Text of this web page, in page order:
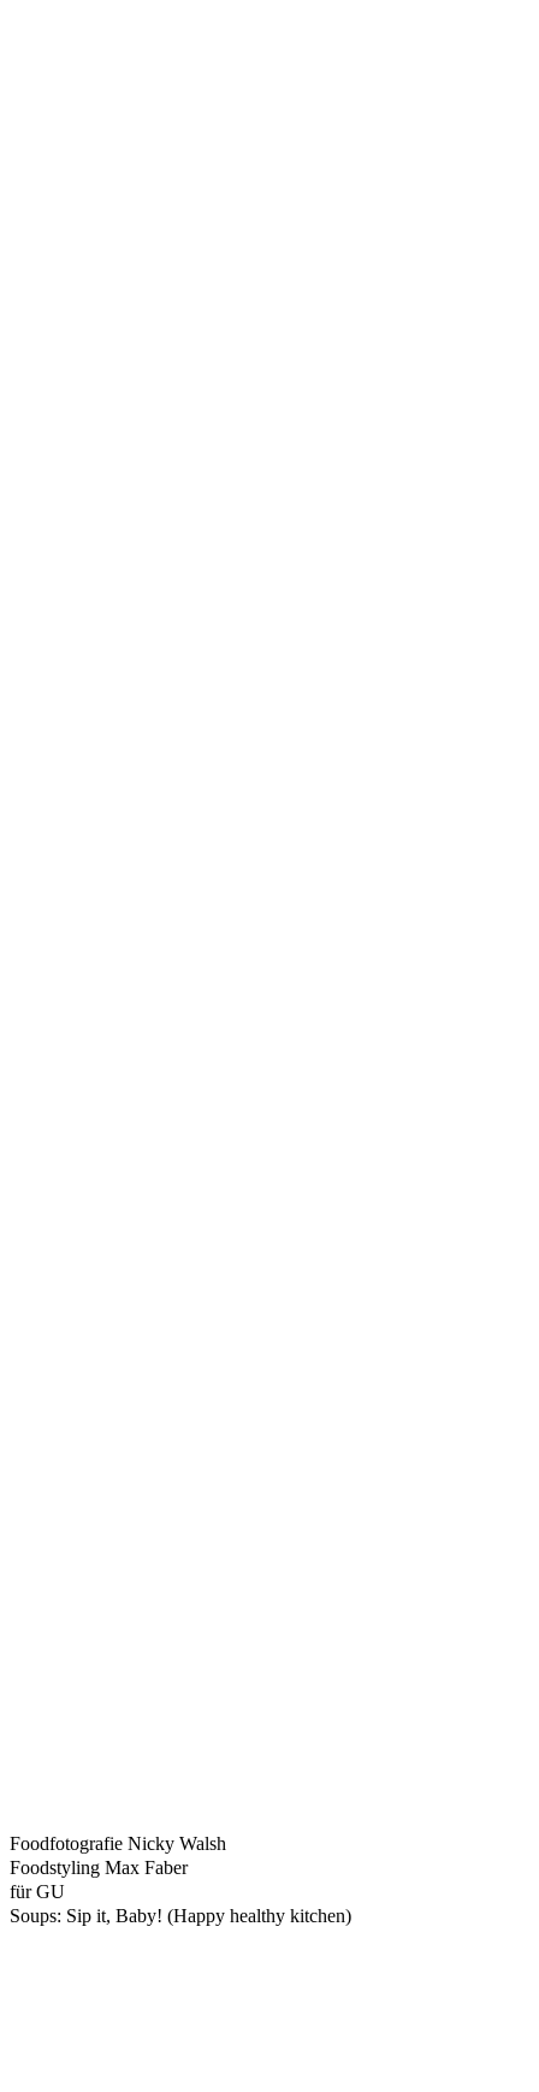
Foodfotografie Nicky Walsh
Foodstyling Max Faber
für GU
Soups: Sip it, Baby! (Happy healthy kitchen)